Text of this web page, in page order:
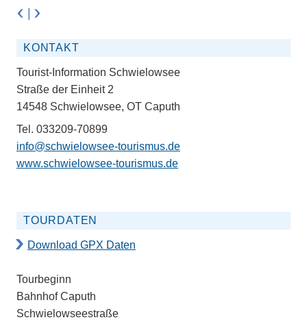
|
KONTAKT
Tourist-Information Schwielowsee
Straße der Einheit 2
14548 Schwielowsee, OT Caputh
Tel. 033209-70899
info@schwielowsee-tourismus.de
www.schwielowsee-tourismus.de
TOURDATEN
Download GPX Daten
Tourbeginn
Bahnhof Caputh
Schwielowseestraße